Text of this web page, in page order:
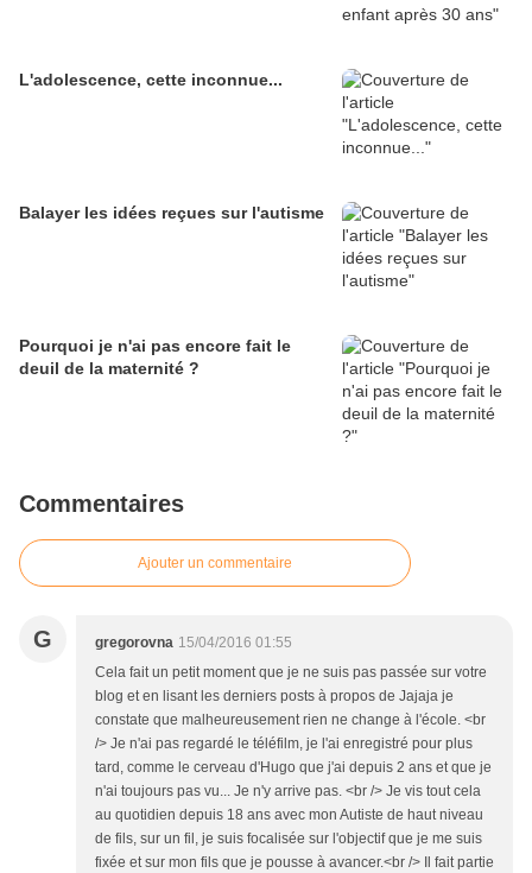
L'adolescence, cette inconnue...
Balayer les idées reçues sur l'autisme
Pourquoi je n'ai pas encore fait le
deuil de la maternité ?
Commentaires
Ajouter un commentaire
G gregorovna 15/04/2016 01:55
Cela fait un petit moment que je ne suis pas passée sur votre
blog et en lisant les derniers posts à propos de Jajaja je
constate que malheureusement rien ne change à l'école. <br
/> Je n'ai pas regardé le téléfilm, je l'ai enregistré pour plus
tard, comme le cerveau d'Hugo que j'ai depuis 2 ans et que je
n'ai toujours pas vu... Je n'y arrive pas. <br /> Je vis tout cela
au quotidien depuis 18 ans avec mon Autiste de haut niveau
de fils, sur un fil, je suis focalisée sur l'objectif que je me suis
fixée et sur mon fils que je pousse à avancer.<br /> Il fait partie